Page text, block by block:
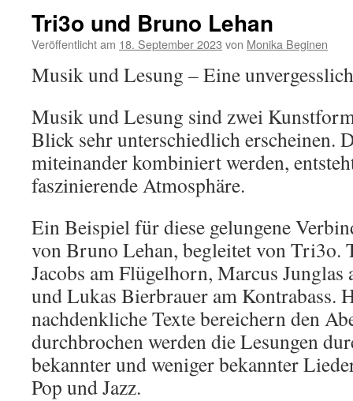
Tri3o und Bruno Lehan
Veröffentlicht am 18. September 2023 von Monika Beginen
Musik und Lesung – Eine
Musik und Lesung sind zwei
Blick sehr unterschiedlich erscheinen.
miteinander kombiniert werden,
faszinierende Atmosphäre.
Ein Beispiel für diese gelungene
von Bruno Lehan, begleitet von Tri3o.
Jacobs am Flügelhorn, Marcus
und Lukas Bierbrauer am Kontrabass.
nachdenkliche Texte bereichern den
durchbrochen werden die Lesungen
bekannter und weniger bekannter
Pop und Jazz.